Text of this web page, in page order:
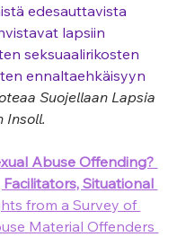
edesauttavista
lapsiin
seksuaalirikosten
ennaltaehkäisyyn
Suojellaan Lapsia
Insoll.
Abuse Offending?
Situational
from a Survey of
Material Offenders